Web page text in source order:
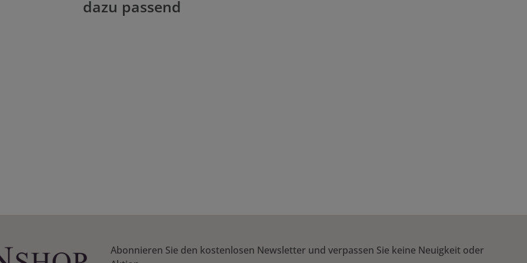
dazu passend
Abonnieren Sie den kostenlosen Newsletter und verpassen Sie keine Neuigkeit oder